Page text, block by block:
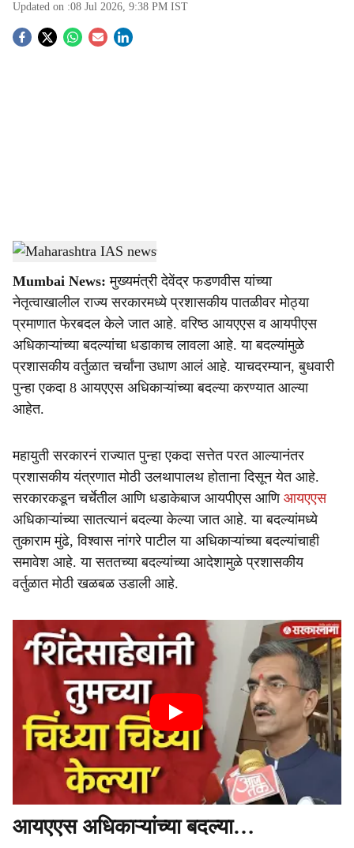
Updated on :08 Jul 2026, 9:38 PM IST
S
a
r
e
Maharashtra IAS news -Sarkarnama
Mumbai News: मुख्यमंत्री देवेंद्र फडणवीस यांच्या
नेतृत्वाखालील राज्य सरकारमध्ये प्रशासकीय पातळीवर मोठ्या
प्रमाणात फेरबदल केले जात आहे. वरिष्ठ आयएएस व आयपीएस
अधिकाऱ्यांच्या बदल्यांचा धडाकाच लावला आहे. या बदल्यांमुळे
प्रशासकीय वर्तुळात चर्चांना उधाण आलं आहे. याचदरम्यान, बुधवारी
पुन्हा एकदा 8 आयएएस अधिकाऱ्यांच्या बदल्या करण्यात आल्या
आहेत.
महायुती सरकारनं राज्यात पुन्हा एकदा सत्तेत परत आल्यानंतर
प्रशासकीय यंत्रणात मोठी उलथापालथ होताना दिसून येत आहे.
सरकारकडून चर्चेतील आणि धडाकेबाज आयपीएस आणि आयएएस
अधिकाऱ्यांच्या सातत्यानं बदल्या केल्या जात आहे. या बदल्यांमध्ये
तुकाराम मुंढे, विश्वास नांगरे पाटील या अधिकाऱ्यांच्या बदल्यांचाही
समावेश आहे. या सततच्या बदल्यांच्या आदेशामुळे प्रशासकीय
वर्तुळात मोठी खळबळ उडाली आहे.
आयएएस अधिकाऱ्यांच्या बदल्या…